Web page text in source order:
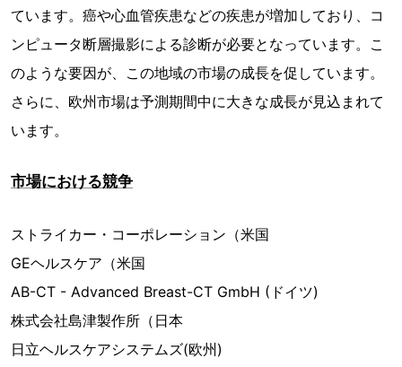
ています。癌や心血管疾患などの疾患が増加しており、コ
ンピュータ断層撮影による診断が必要となっています。こ
のような要因が、この地域の市場の成長を促しています。
さらに、欧州市場は予測期間中に大きな成長が見込まれて
います。
市場における競争
ストライカー・コーポレーション（米国
GEヘルスケア（米国
AB-CT - Advanced Breast-CT GmbH (ドイツ)
株式会社島津製作所（日本
日立ヘルスケアシステムズ(欧州)